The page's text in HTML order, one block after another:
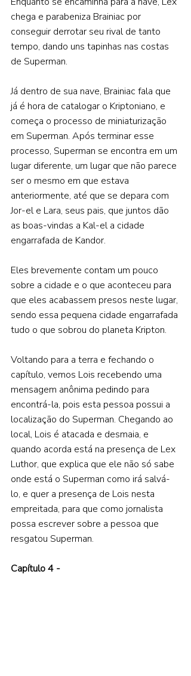
chega e parabeniza Brainiac por
conseguir derrotar seu rival de tanto
tempo, dando uns tapinhas nas costas
de Superman.
Já dentro de sua nave, Brainiac fala que
já é hora de catalogar o Kriptoniano, e
começa o processo de miniaturização
em Superman. Após terminar esse
processo, Superman se encontra em um
lugar diferente, um lugar que não parece
ser o mesmo em que estava
anteriormente, até que se depara com
Jor-el e Lara, seus pais, que juntos dão
as boas-vindas a Kal-el a cidade
engarrafada de Kandor.
Eles brevemente contam um pouco
sobre a cidade e o que aconteceu para
que eles acabassem presos neste lugar,
sendo essa pequena cidade engarrafada
tudo o que sobrou do planeta Kripton.
Voltando para a terra e fechando o
capítulo, vemos Lois recebendo uma
mensagem anônima pedindo para
encontrá-la, pois esta pessoa possui a
localização do Superman. Chegando ao
local, Lois é atacada e desmaia, e
quando acorda está na presença de Lex
Luthor, que explica que ele não só sabe
onde está o Superman como irá salvá-
lo, e quer a presença de Lois nesta
empreitada, para que como jornalista
possa escrever sobre a pessoa que
resgatou Superman.
Capítulo 4 -